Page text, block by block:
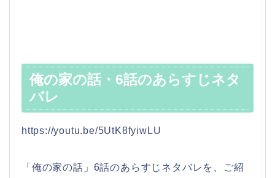
俺の家の話・6話のあらすじネタ
バレ
https://youtu.be/5UtK8fyiwLU
「俺の家の話」6話のあらすじネタバレを、ご紹